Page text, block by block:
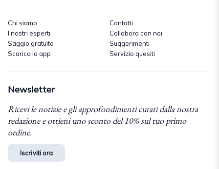
Chi siamo
I nostri esperti
Saggio gratuito
Scarica la app
Contatti
Collabora con noi
Suggerimenti
Servizio quesiti
Newsletter
Ricevi le notizie e gli approfondimenti curati dalla nostra
redazione e ottieni uno sconto del 10% sul tuo primo
ordine.
Iscriviti ora